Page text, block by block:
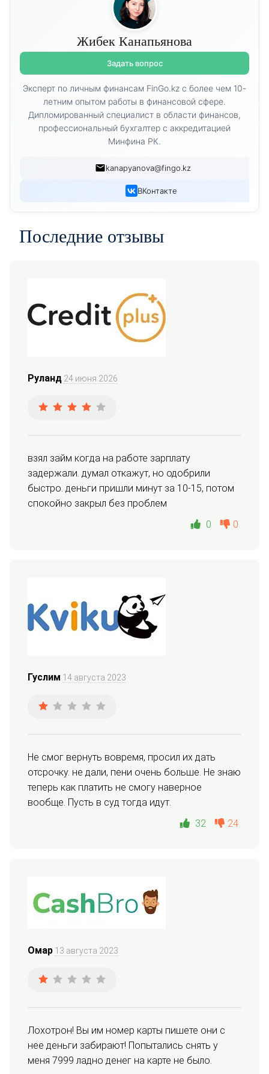
Жибек Канапьянова
Задать вопрос
Эксперт по личным финансам FinGo.kz с более чем 10-
летним опытом работы в финансовой сфере.
Дипломированный специалист в области финансов,
профессиональный бухгалтер с аккредитацией
Минфина РК.
kanapyanova@fingo.kz
ВКонтакте
Последние отзывы
Руланд 24 июня 2026
взял займ когда на работе зарплату
задержали. думал откажут, но одобрили
быстро. деньги пришли минут за 10-15, потом
спокойно закрыл без проблем
0
0
Гуслим 14 августа 2023
Не смог вернуть вовремя, просил их дать
отсрочку. не дали, пени очень больше. Не знаю
теперь как платить не смогу наверное
вообще. Пусть в суд тогда идут.
32
24
Омар 13 августа 2023
Лохотрон! Вы им номер карты пишете они с
нее деньги забирают! Попытались снять у
меня 7999 ладно денег на карте не было.